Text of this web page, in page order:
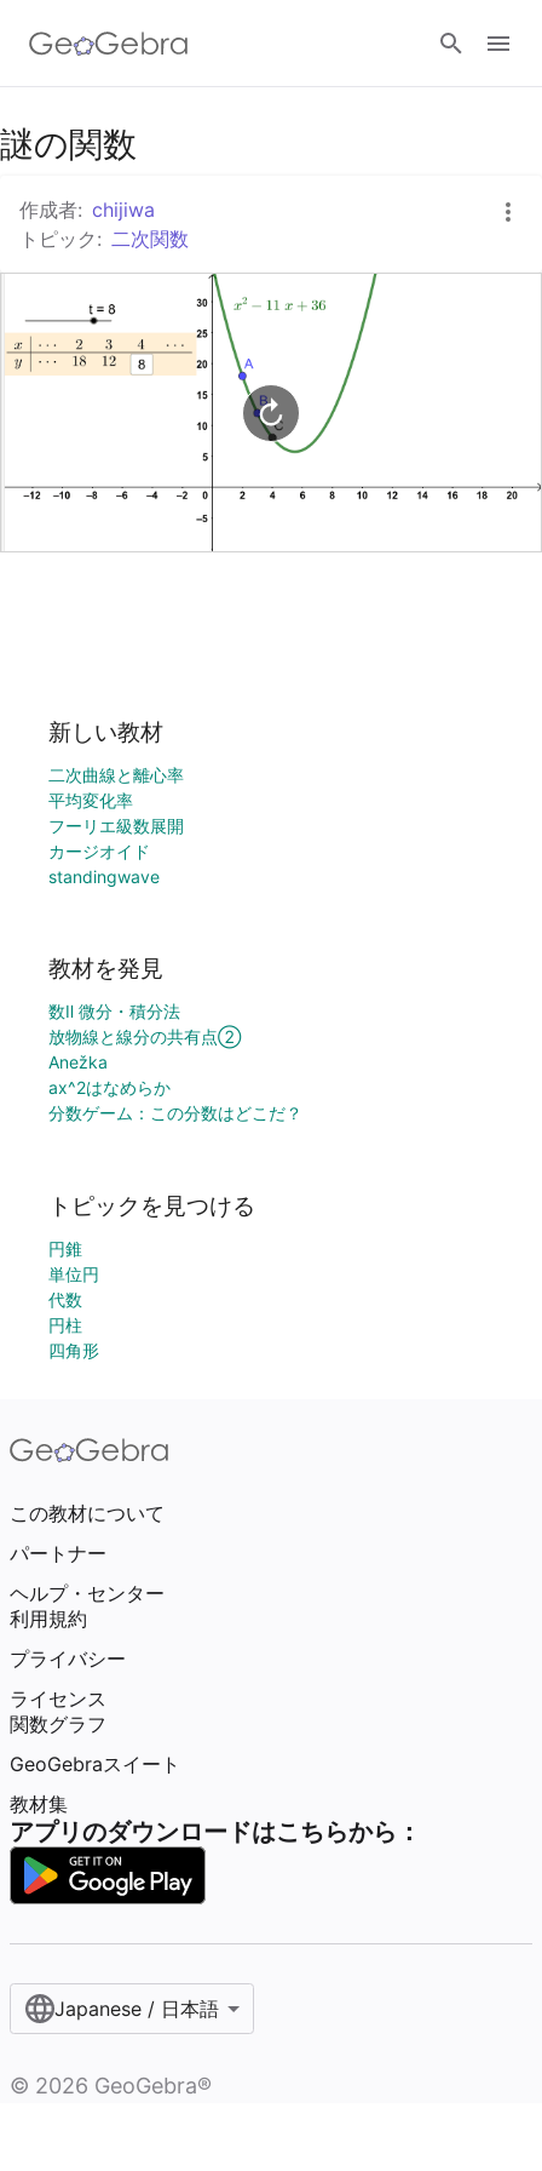
Googleクラスルーム
GeoGebra Classroom
ログイン
謎の関数
作成者: chijiwa
トピック: 二次関数
新しい教材
二次曲線と離心率
平均変化率
フーリエ級数展開
カージオイド
standingwave
教材を発見
数Ⅱ 微分・積分法
放物線と線分の共有点②
Anežka
ax^2はなめらか
分数ゲーム：この分数はどこだ？
トピックを見つける
円錐
単位円
代数
円柱
四角形
この教材について
パートナー
ヘルプ・センター
利用規約
プライバシー
ライセンス
関数グラフ
GeoGebraスイート
教材集
アプリのダウンロードはこちらから：
Japanese / 日本語
© 2026 GeoGebra®